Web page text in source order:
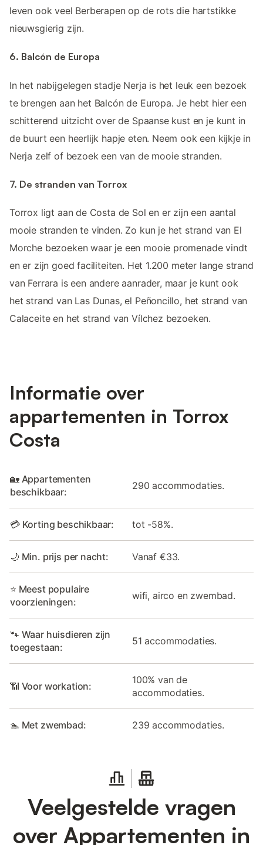
leven ook veel Berberapen op de rots die hartstikke
nieuwsgierig zijn.
6. Balcón de Europa
In het nabijgelegen stadje Nerja is het leuk een bezoek
te brengen aan het Balcón de Europa. Je hebt hier een
schitterend uitzicht over de Spaanse kust en je kunt in
de buurt een heerlijk hapje eten. Neem ook een kijkje in
Nerja zelf of bezoek een van de mooie stranden.
7. De stranden van Torrox
Torrox ligt aan de Costa de Sol en er zijn een aantal
mooie stranden te vinden. Zo kun je het strand van El
Morche bezoeken waar je een mooie promenade vindt
en er zijn goed faciliteiten. Het 1.200 meter lange strand
van Ferrara is een andere aanrader, maar je kunt ook
het strand van Las Dunas, el Peñoncillo, het strand van
Calaceite en het strand van Vílchez bezoeken.
Informatie over
appartementen in Torrox
Costa
🏡 Appartementen
beschikbaar:
290 accommodaties.
💳 Korting beschikbaar: tot -58%.
🌙 Min. prijs per nacht: Vanaf €33.
⭐ Meest populaire
voorzieningen:
wifi, airco en zwembad.
🐾 Waar huisdieren zijn
toegestaan:
51 accommodaties.
📶 Voor workation:
100% van de
accommodaties.
🏊 Met zwembad: 239 accommodaties.
Veelgestelde vragen
over Appartementen in